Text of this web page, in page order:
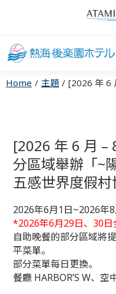
Home 主題 [2026 年 6
[2026 年 6 月 –
分區域舉辦「~
五感世界度假村
2026年6月1日~2026年
*2026年6月29日、30日
自助晚餐的部分區域將
平菜單。
部分菜單每日更換。
餐廳 HARBOR’S W、